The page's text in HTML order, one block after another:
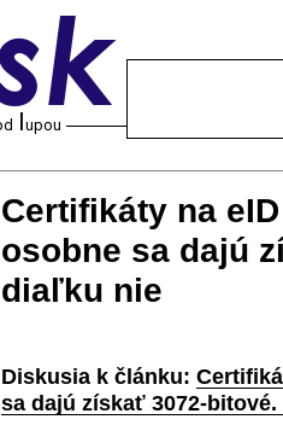
Certifikáty na
osobne sa dajú
diaľku nie
Diskusia k článku:
sa dajú získať 3072-